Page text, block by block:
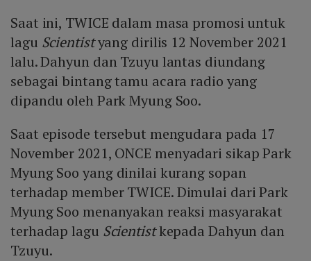
Saat ini, TWICE dalam masa promosi untuk
lagu Scientistyang dirilis 12 November 2021
lalu. Dahyun dan Tzuyu lantas diundang
sebagai bintang tamu acara radio yang
dipandu oleh Park Myung Soo.
Saat episode tersebut mengudara pada 17
November 2021, ONCE menyadari sikap Park
Myung Soo yang dinilai kurang sopan
terhadap member TWICE. Dimulai dari Park
Myung Soo menanyakan reaksi masyarakat
terhadap lagu Scientistkepada Dahyun dan
Tzuyu.